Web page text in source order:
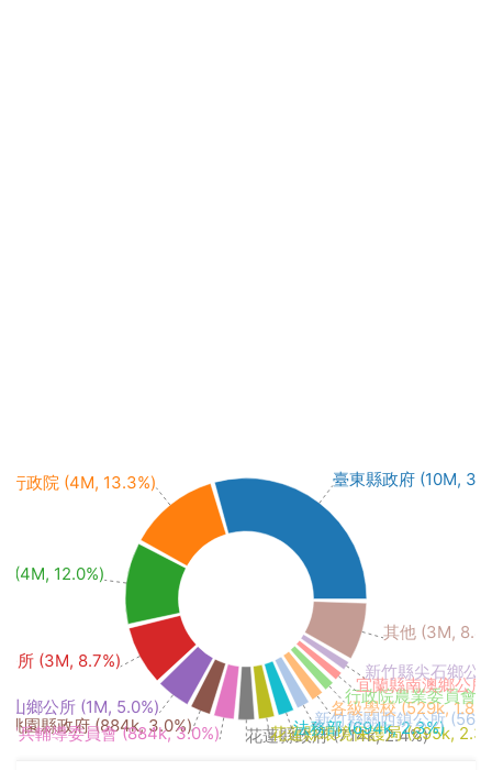
臺東縣政府 (10M,
行政院 (4M, 13.3%)
(4M, 12.0%)
所 (3M, 8.7%)
山鄉公所 (1M, 5.0%)
桃園縣政府 (884k, 3.0%)
兵輔導委員會 (884k, 3.0%) 花蓮縣政府 (714k, 2.4%)
花蓮縣環境保護局 (695k,
法務部 (694k, 2.3%)
新竹縣關西鎮公所
各級學校 (529k, 1.8%)
行政院農業委員會
宜蘭縣南澳鄉公
新竹縣尖石鄉公
其他 (3M,